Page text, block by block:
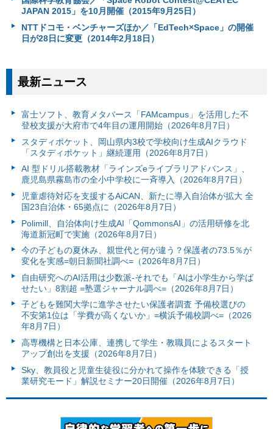
JAPAN 2015」を10月開催（2015年9月25日）
NTTドコモ・ベンチャーズほか／「EdTech×Space」の開催
日が28日に変更（2014年2月18日）
最新ニュース
富⼠ソフト、教育メタバース「FAMcampus」を活用した不
登校支援が大府市で4年目の運用開始（2026年8月7日）
スタディポケット、岡山県内3校で学校向け生成AIクラウド
「スタディポケット」継続運用（2026年8月7日）
AI 型ドリル搭載教材「ラインズeライブラリアドバンス」、
鹿児島県霧島市の全小中学校に一斉導入（2026年8月7日）
児童虐待対応を支援するAiCAN、新たに導入自治体が拡大 全
国23自治体・65拠点に（2026年8月7日）
Polimill、自治体向け生成AI「QommonsAI」の活用研修を北
海道新冠町で実施（2026年8月7日）
今の子どもの夏休み、親世代と何が違う？保護者の73.5％が
変化を実感=朝日新聞社調べ=（2026年8月7日）
自由研究へのAI活用は少数派-それでも「AIは小学生から学ば
せたい」8割超 =塾選ジャーナル調べ=（2026年8月7日）
子どもを難関大学に進学させたい保護者調査 予備校選びの
不安第1位は「学費が高くないか」=横浜予備校調べ=（2026
年8月7日）
高専機構と日本公庫、連携して学生・教職員によるスタート
アップ創出を支援（2026年8月7日）
Sky、教員役と児童生徒役に分かれて操作を体験できる「授
業研究モード」解説セミナー20日開催（2026年8月7日）